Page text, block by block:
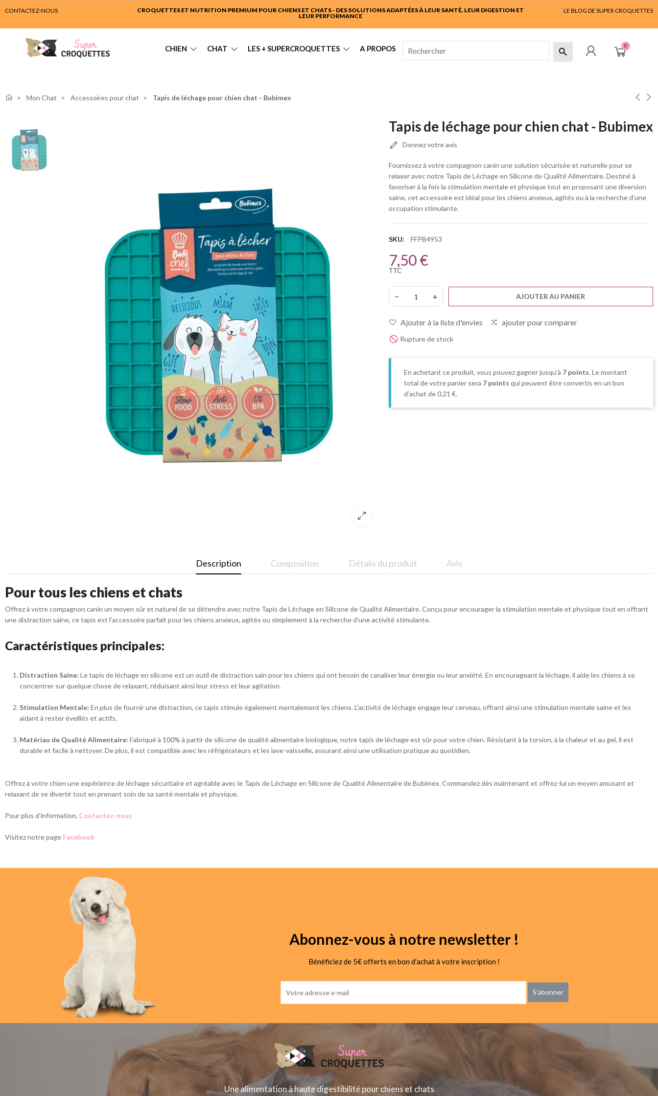
CONTACTEZ-NOUS
CROQUETTES ET NUTRITION PREMIUM POUR CHIENS ET CHATS - DES SOLUTIONS ADAPTÉES À LEUR SANTÉ, LEUR DIGESTION ET
LEUR PERFORMANCE
LE BLOG DE SUPER CROQUETTES
CHIEN CHAT LES + SUPERCROQUETTES A PROPOS 
0
Mon Chat Accessoires pour chat Tapis de léchage pour chien chat - Bubimex
Tapis de léchage pour chien chat - Bubimex
Donnez votre avis
Fournissez à votre compagnon canin une solution sécurisée et naturelle pour se
relaxer avec notre Tapis de Léchage en Silicone de Qualité Alimentaire. Destiné à
favoriser à la fois la stimulation mentale et physique tout en proposant une diversion
saine, cet accessoire est idéal pour les chiens anxieux, agités ou à la recherche d'une
occupation stimulante.
SKU: FFPB4953
7,50 €
TTC
− + AJOUTER AU PANIER
Ajouter à la liste d'envies ajouter pour comparer
Rupture de stock
En achetant ce produit, vous pouvez gagner jusqu’à 7 points. Le montant
total de votre panier sera 7 points qui peuvent être convertis en un bon
d’achat de0,21 €.
Description Composition Détails du produit Avis
Pour tous les chiens et chats
Offrez à votre compagnon canin un moyen sûr et naturel de se détendre avec notre Tapis de Léchage en Silicone de Qualité Alimentaire. Conçu pour encourager la stimulation mentale et physique tout en offrant
une distraction saine, ce tapis est l'accessoire parfait pour les chiens anxieux, agités ou simplement à la recherche d'une activité stimulante.
Caractéristiques principales:
Distraction Saine: Le tapis de léchage en silicone est un outil de distraction sain pour les chiens qui ont besoin de canaliser leur énergie ou leur anxiété. En encourageant la léchage, il aide les chiens à se
concentrer sur quelque chose de relaxant, réduisant ainsi leur stress et leur agitation.
Stimulation Mentale: En plus de fournir une distraction, ce tapis stimule également mentalement les chiens. L'activité de léchage engage leur cerveau, offrant ainsi une stimulation mentale saine et les
aidant à rester éveillés et actifs.
Matériau de Qualité Alimentaire: Fabriqué à 100% à partir de silicone de qualité alimentaire biologique, notre tapis de léchage est sûr pour votre chien. Résistant à la torsion, à la chaleur et au gel, il est
durable et facile à nettoyer. De plus, il est compatible avec les réfrigérateurs et les lave-vaisselle, assurant ainsi une utilisation pratique au quotidien.
Offrez à votre chien une expérience de léchage sécuritaire et agréable avec le Tapis de Léchage en Silicone de Qualité Alimentaire de Bubimex. Commandez dès maintenant et offrez-lui un moyen amusant et
relaxant de se divertir tout en prenant soin de sa santé mentale et physique.
Pour plus d’information, Contactez-nous
Visitez notre page Facebook
Abonnez-vous à notre newsletter !
Bénéficiez de 5€ offerts en bon d'achat à votre inscription !
S’abonner
Une alimentation à haute digestibilité pour chiens et chats